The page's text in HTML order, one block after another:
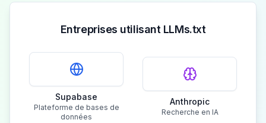
Entreprises utilisant LLMs.txt
Supabase
Plateforme de bases de
données
Anthropic
Recherche en IA